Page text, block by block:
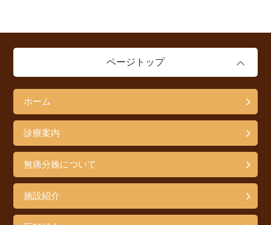
ページトップ
ホーム
診療案内
無痛分娩について
施設紹介